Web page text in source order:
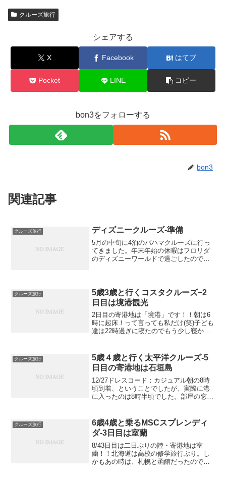
クルーズ旅行
シェアする
X Facebook はてブ
Pocket LINE コピー
bon3をフォローする
bon3
関連記事
クルーズ旅行 ディズニークルーズ-準備
5月の中旬に4泊のバハマクルーズに行っ
てきました。年末年始の休暇はフロリダ
のディズニーワールドで過ごしたのです
知りませんでしたそのエ...
クルーズ旅行
5歳3歳と行くコスタクルーズ−2
日目は境港観光
2日目の寄港地は「境港」です！！朝は6
時に起床！って言っても私だけ(笑)子ども
達は22時過ぎに寝たのでもう少し寝かせ
ったのが↓↓ジム！！6時〜22時までオープ
ンして...
クルーズ旅行
5歳４歳と行く太平洋クルーズ-5
日目の寄港地は石垣島
12/27ドレスコード：カジュアル朝の8時
頃到着、ということでしたが、実際に港
に入ったのは8時半頃でした。部屋の窓か
るからこうやって案内船が付いて停泊す
る場所まで案内して...
クルーズ旅行
6歳4歳と乗るMSCスプレンディ
ダ-3日目は室蘭
8/43日目は二日ぶりの陸・寄港地は室
蘭！！北海道は高校の修学旅行ぶり。し
かもあの時は、札幌と函館だったので人